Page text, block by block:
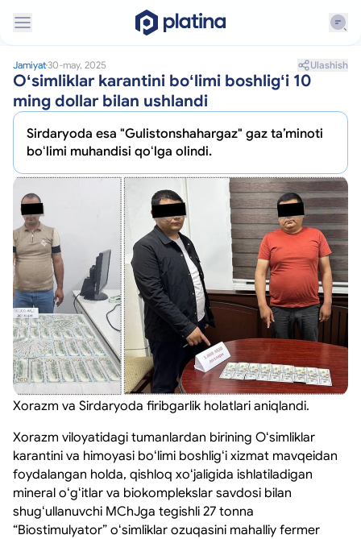
Jamiyat30-may, 2025 Ulashish
Oʻsimliklar karantini boʻlimi boshligʻi 10
ming dollar bilan ushlandi
Sirdaryoda esa "Gulistonshahargaz" gaz taʼminoti
boʻlimi muhandisi qoʻlga olindi.
Xorazm va Sirdaryoda firibgarlik holatlari aniqlandi.
Xorazm viloyatidagi tumanlardan birining Oʻsimliklar
karantini va himoyasi boʻlimi boshligʻi xizmat mavqeidan
foydalangan holda, qishloq xoʻjaligida ishlatiladigan
mineral oʻgʻitlar va biokomplekslar savdosi bilan
shugʻullanuvchi MChJga tegishli 27 tonna
“Biostimulyator” oʻsimliklar ozuqasini mahalliy fermer